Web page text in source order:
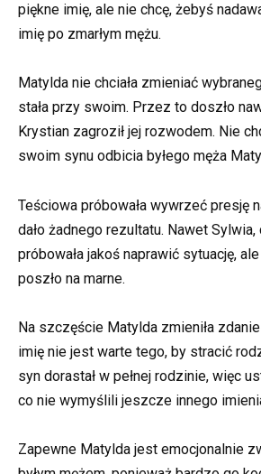
piękne imię, ale nie chcę, żebyś
imię po zmarłym mężu.
Matylda nie chciała zmieniać
stała przy swoim. Przez to doszło
Krystian zagroził jej rozwodem. Nie
swoim synu odbicia byłego męża
Teściowa próbowała wywrzeć presję
dało żadnego rezultatu. Nawet
próbowała jakoś naprawić sytuację,
poszło na marne.
Na szczęście Matylda zmieniła zdanie
imię nie jest warte tego, by stracić
syn dorastał w pełnej rodzinie, więc
co nie wymyślili jeszcze innego
Zapewne Matylda jest emocjonalnie